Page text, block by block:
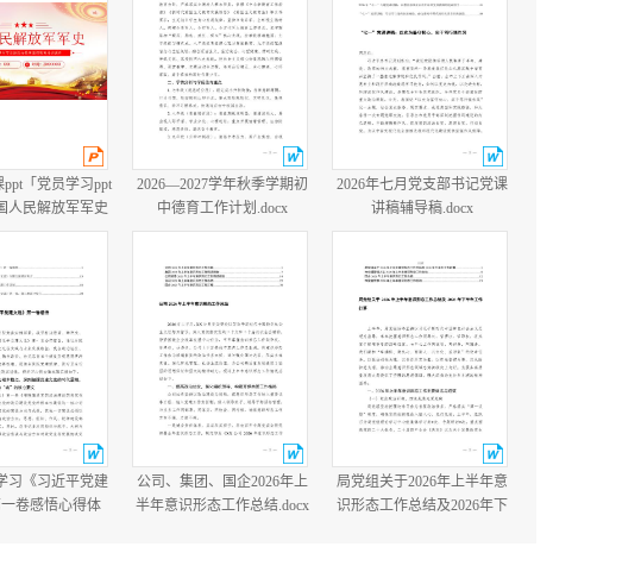
ppt「党员学习ppt
人民解放军军史
八一建军节国防
容】.pptx
2026—2027学年秋季学期初
中德育工作计划.docx
2026年七月党支部书记党课
讲稿辅导稿.docx
习《习近平党建
卷感悟心得体
公司、集团、国企2026年上
半年意识形态工作总结.docx
局党组关于2026年上半年意
识形态工作总结及2026年下